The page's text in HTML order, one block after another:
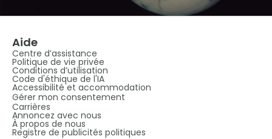
Aide
Centre d’assistance
Politique de vie privée
Conditions d’utilisation
Code d'éthique de l'IA
Accessibilité et accommodation
Gérer mon consentement
Carrières
Annoncez avec nous
À propos de nous
Registre de publicités politiques